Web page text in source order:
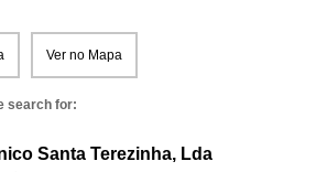
Ver no Mapa
search for:
Santa Terezinha, Lda